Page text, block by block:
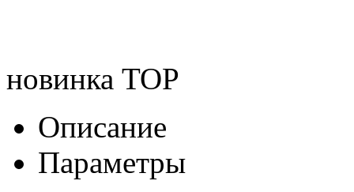
новинка TOP
Описание
Параметры